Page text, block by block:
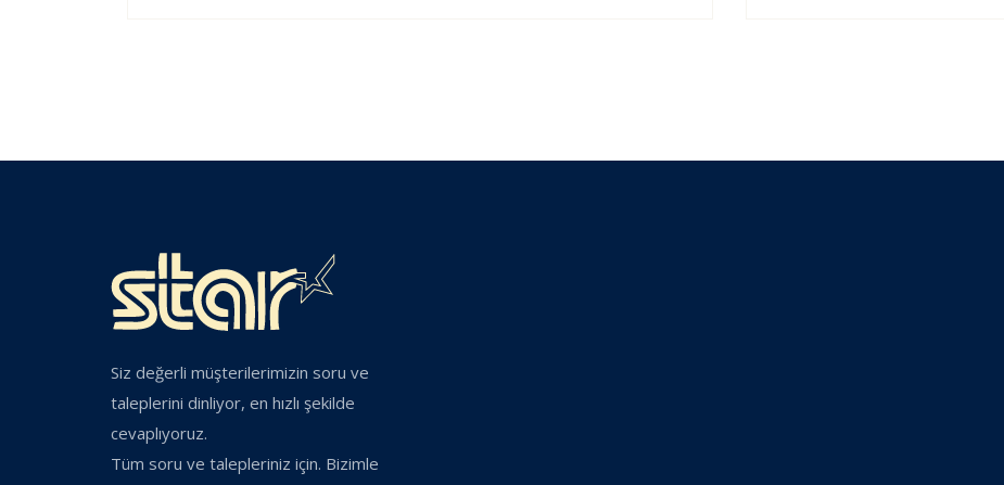
Siz değerli müşterilerimizin soru ve
taleplerini dinliyor, en hızlı şekilde
cevaplıyoruz.
Tüm soru ve talepleriniz için. Bizimle